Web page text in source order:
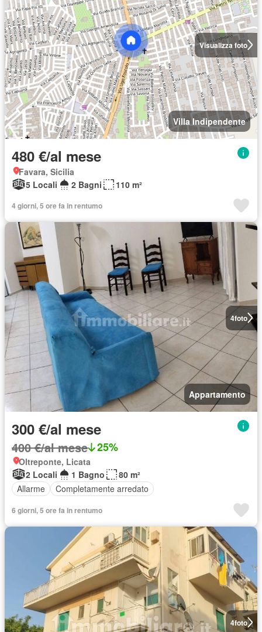
Visualizza foto
Villa Indipendente
480 €/al mese
Favara, Sicilia
5 Locali
2 Bagni 110 m²
4 giorni, 5 ore fa in rentumo
4foto
Appartamento
300 €/al mese
400 €/al mese 25%
Oltreponte, Licata
2 Locali
1 Bagno
80 m²
Allarme
Completamente arredato
6 giorni, 5 ore fa in rentumo
4foto